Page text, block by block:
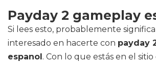
Payday 2 gameplay
Si lees esto, probablemente
interesado en hacerte con payday
espanol. Con lo que estás en el